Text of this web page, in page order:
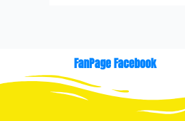
FanPage Facebook